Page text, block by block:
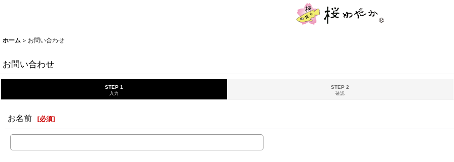
ホーム > お問い合わせ
お問い合わせ
STEP 1
入力
STEP 2
確認
お名前 [必須]